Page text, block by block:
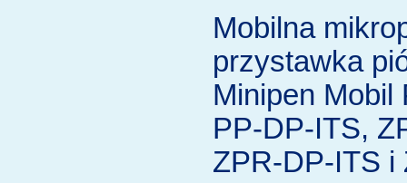
Mobilna
przystawka
Minipen Mobil
PP-DP-ITS,
ZPR-DP-ITS i